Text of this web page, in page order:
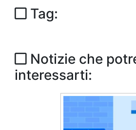
Tag:
Notizie che
interessarti: